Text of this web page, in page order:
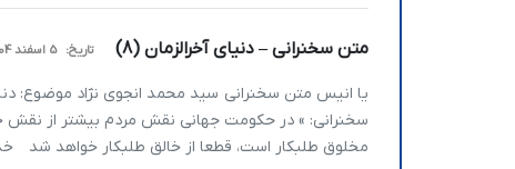
متن سخنرانی – دنیای آخرالزمان (8) تاریخ: 5 اسفند 1404
سخنرانی: » در حکومت جهانی نقش مردم بیشتر از نقش
مخلوق طلبکار است، قطعا از خالق طلب­کار خواهد شد